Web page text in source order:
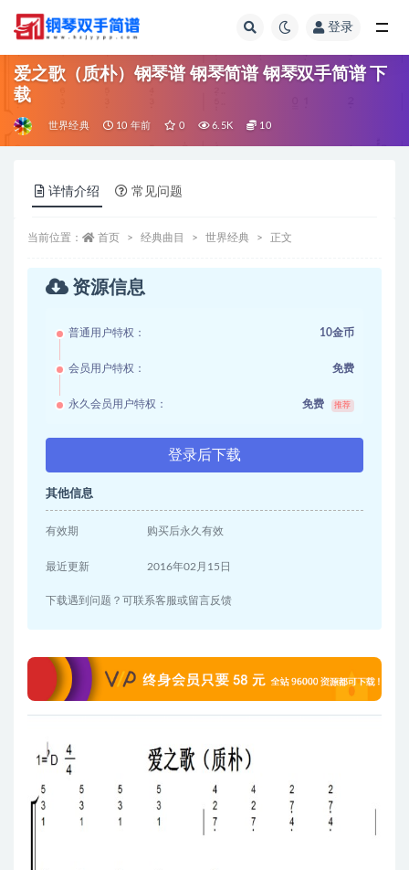
登录
爱之歌（质朴）钢琴谱 钢琴简谱 钢琴双手简谱 下
载
世界经典 10 年前 0 6.5K 10
详情介绍 常见问题
当前位置： 首页 经典曲目 世界经典 正文
资源信息
普通用户特权： 10金币
会员用户特权： 免费
永久会员用户特权： 免费 推荐
登录后下载
其他信息
有效期 购买后永久有效
最近更新 2016年02月15日
下载遇到问题？可联系客服或留言反馈